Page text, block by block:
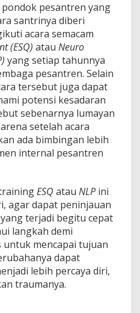
pesantren yang
santrinya diberi
acara semacam
(ESQ) atau Neuro
yang setiap tahunnya
pesantren. Selain
tersebut juga dapat
potensi kesadaran
sebenarnya lumayan
setelah acara
ada bimbingan lebih
internal pesantren
ESQ atau NLP ini
agar dapat peninjauan
terjadi begitu cepat
langkah demi
untuk mencapai tujuan
dapat
lebih percaya diri,
traumanya.